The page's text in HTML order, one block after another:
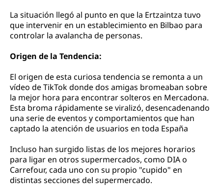
La situación llegó al punto en que la Ertzaintza tuvo
que intervenir en un establecimiento en Bilbao para
controlar la avalancha de personas.
Origen de la Tendencia:
El origen de esta curiosa tendencia se remonta a un
vídeo de TikTok donde dos amigas bromeaban sobre
la mejor hora para encontrar solteros en Mercadona.
Esta broma rápidamente se viralizó, desencadenando
una serie de eventos y comportamientos que han
captado la atención de usuarios en toda España​
Incluso han surgido listas de los mejores horarios
para ligar en otros supermercados, como DIA o
Carrefour, cada uno con su propio "cupido" en
distintas secciones del supermercado.